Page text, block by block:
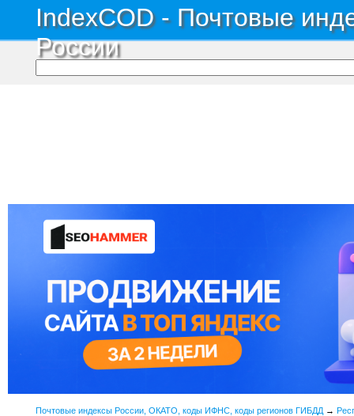
IndexCOD - Почтовые
России
Почтовые индексы России, ОКАТО, коды ИФНС, коды регионов ГИБДД →